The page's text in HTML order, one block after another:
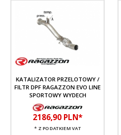
KATALIZATOR PRZELOTOWY /
FILTR DPF RAGAZZON EVO LINE
SPORTOWY WYDECH
2186,90 PLN*
* Z PODATKIEM VAT